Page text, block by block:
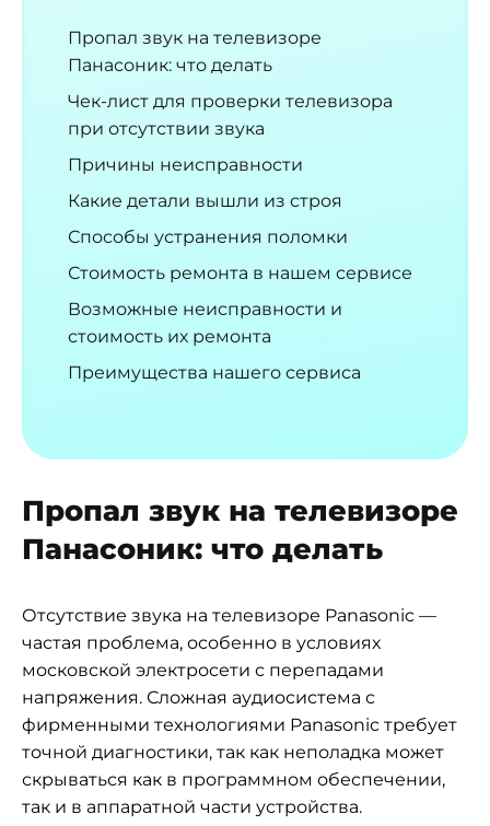
Пропал звук на телевизоре
Панасоник: что делать
Чек-лист для проверки телевизора
при отсутствии звука
Причины неисправности
Какие детали вышли из строя
Способы устранения поломки
Стоимость ремонта в нашем сервисе
Возможные неисправности и
стоимость их ремонта
Преимущества нашего сервиса
Пропал звук на телевизоре
Панасоник: что делать
Отсутствие звука на телевизоре Panasonic —
частая проблема, особенно в условиях
московской электросети с перепадами
напряжения. Сложная аудиосистема с
фирменными технологиями Panasonic требует
точной диагностики, так как неполадка может
скрываться как в программном обеспечении,
так и в аппаратной части устройства.